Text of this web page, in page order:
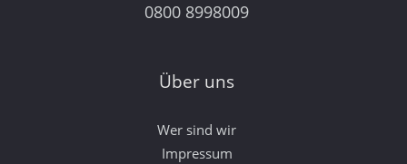
0800 8998009
Über uns
Wer sind wir
Impressum